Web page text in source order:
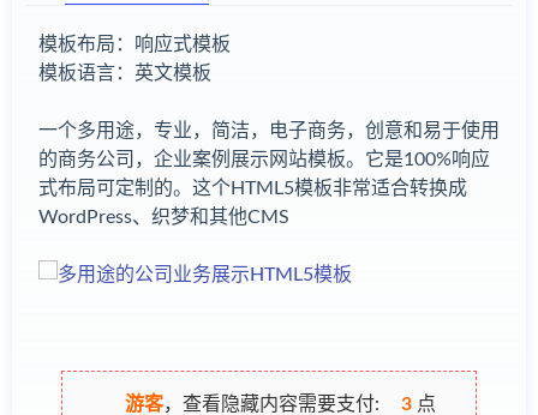
有疑问？请点击复制链接咨询！
模板布局：响应式模板
模板语言：英文模板
一个多用途，专业，简洁，电子商务，创意和易于使用
的商务公司，企业案例展示网站模板。它是100%响应
式布局可定制的。这个HTML5模板非常适合转换成
WordPress、织梦和其他CMS
游客，查看隐藏内容需要支付: 3点